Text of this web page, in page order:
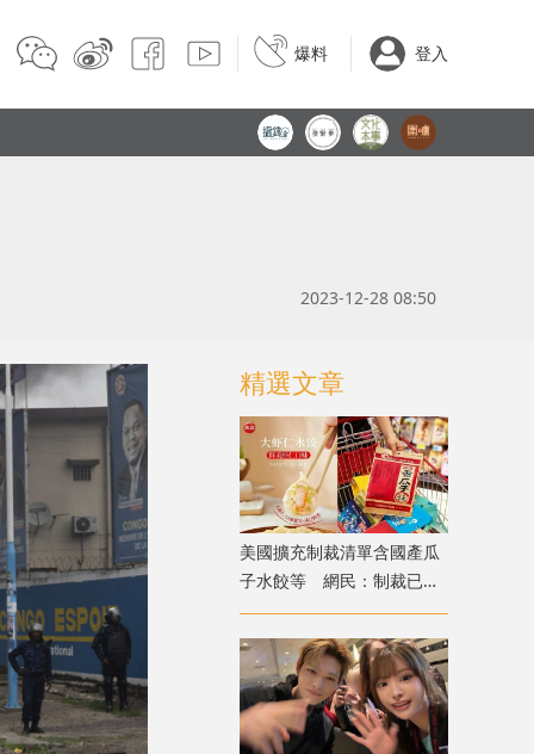
爆料 登入
2023-12-28 08:50
精選文章
美國擴充制裁清單含國產瓜
子水餃等 網民：制裁已由
「卡脖子」淪為「卡嗓子」